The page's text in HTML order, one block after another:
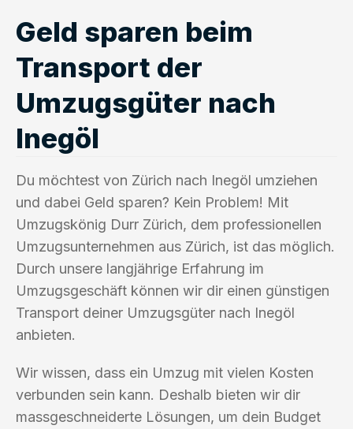
Geld sparen beim
Transport der
Umzugsgüter nach
Inegöl
Du möchtest von Zürich nach Inegöl umziehen
und dabei Geld sparen? Kein Problem! Mit
Umzugskönig Durr Zürich, dem professionellen
Umzugsunternehmen aus Zürich, ist das möglich.
Durch unsere langjährige Erfahrung im
Umzugsgeschäft können wir dir einen günstigen
Transport deiner Umzugsgüter nach Inegöl
anbieten.
Wir wissen, dass ein Umzug mit vielen Kosten
verbunden sein kann. Deshalb bieten wir dir
massgeschneiderte Lösungen, um dein Budget